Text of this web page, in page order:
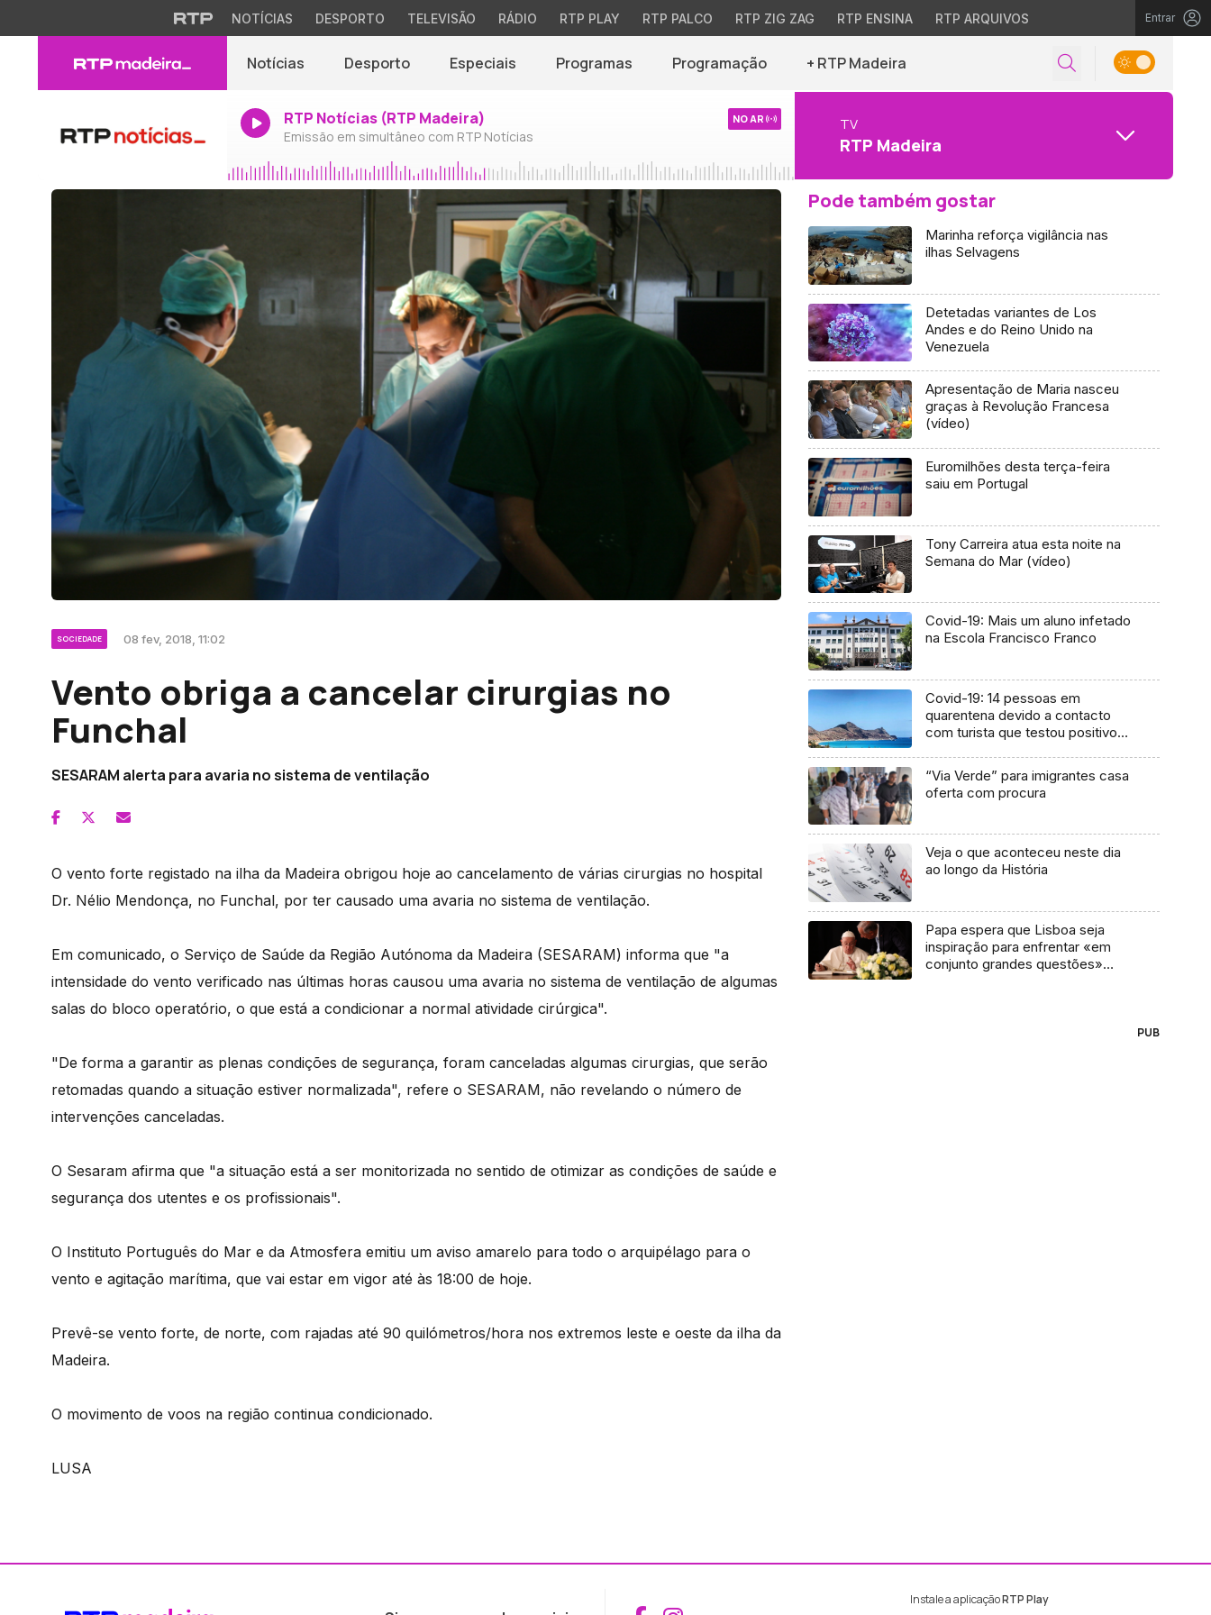
NOTÍCIAS DESPORTO TELEVISÃO RÁDIO RTP PLAY RTP PALCO RTP ZIG ZAG RTP ENSINA RTP ARQUIVOS Entrar
Notícias Desporto Especiais Programas Programação + RTP Madeira
RTP Notícias (RTP Madeira)
Emissão em simultâneo com RTP Notícias
NO AR TV
RTP Madeira
SOCIEDADE 08 fev, 2018, 11:02
Vento obriga a cancelar cirurgias no
Funchal
SESARAM alerta para avaria no sistema de ventilação
O vento forte registado na ilha da Madeira obrigou hoje ao cancelamento de várias cirurgias no hospital
Dr. Nélio Mendonça, no Funchal, por ter causado uma avaria no sistema de ventilação.
Em comunicado, o Serviço de Saúde da Região Autónoma da Madeira (SESARAM) informa que "a
intensidade do vento verificado nas últimas horas causou uma avaria no sistema de ventilação de algumas
salas do bloco operatório, o que está a condicionar a normal atividade cirúrgica".
"De forma a garantir as plenas condições de segurança, foram canceladas algumas cirurgias, que serão
retomadas quando a situação estiver normalizada", refere o SESARAM, não revelando o número de
intervenções canceladas.
O Sesaram afirma que "a situação está a ser monitorizada no sentido de otimizar as condições de saúde e
segurança dos utentes e os profissionais".
O Instituto Português do Mar e da Atmosfera emitiu um aviso amarelo para todo o arquipélago para o
vento e agitação marítima, que vai estar em vigor até às 18:00 de hoje.
Prevê-se vento forte, de norte, com rajadas até 90 quilómetros/hora nos extremos leste e oeste da ilha da
Madeira.
O movimento de voos na região continua condicionado.
LUSA
Pode também gostar
Marinha reforça vigilância nas
ilhas Selvagens
Detetadas variantes de Los
Andes e do Reino Unido na
Venezuela
Apresentação de Maria nasceu
graças à Revolução Francesa
(vídeo)
Euromilhões desta terça-feira
saiu em Portugal
Tony Carreira atua esta noite na
Semana do Mar (vídeo)
Covid-19: Mais um aluno infetado
na Escola Francisco Franco
Covid-19: 14 pessoas em
quarentena devido a contacto
com turista que testou positivo
“Via Verde” para imigrantes casa
oferta com procura
Veja o que aconteceu neste dia
ao longo da História
Papa espera que Lisboa seja
inspiração para enfrentar «em
conjunto grandes questões»
PUB
Instale a aplicaçãoRTP Play